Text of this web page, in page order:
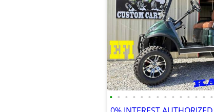
• • • • • • • • • • • • • •